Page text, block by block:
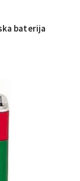
baterija